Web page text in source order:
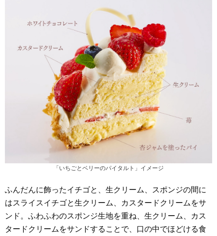
「いちごとベリーのパイタルト」イメージ
ふんだんに飾ったイチゴと、生クリーム、スポンジの間に
はスライスイチゴと生クリーム、カスタードクリームをサ
ンド。ふわふわのスポンジ生地を重ね、生クリーム、カス
タードクリームをサンドすることで、口の中でほどける食